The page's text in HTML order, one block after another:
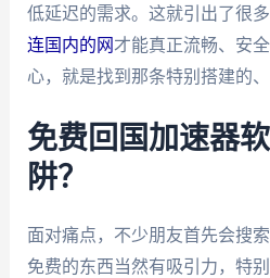
低延迟的需求。这就引出了很多
连国内的网才能真正流畅、安
心，就是找到那条特别搭建的
免费回国加速器
阱？
面对痛点，不少朋友首先会搜
免费的东西当然有吸引力，特